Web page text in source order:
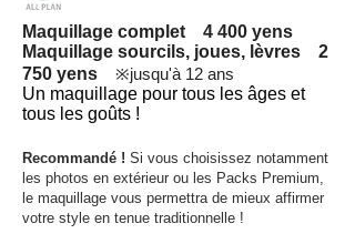
Maquillage complet 4 400 yens
Maquillage sourcils, joues, lèvres 2
750 yens ​※jusqu'à 12 ans
Un maquillage pour tous les âges et
tous les goûts !
Recommandé ! Si vous choisissez notamment
les photos en extérieur ou les Packs Premium,
le maquillage vous permettra de mieux affirmer
votre style en tenue traditionnelle !